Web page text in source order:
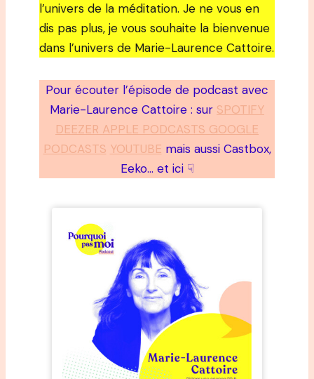
l’univers de la méditation. Je ne vous en
dis pas plus, je vous souhaite la bienvenue
dans l’univers de Marie-Laurence Cattoire.
Pour écouter l’épisode de podcast avec
Marie-Laurence Cattoire : sur SPOTIFY
DEEZER APPLE PODCASTS GOOGLE
PODCASTS YOUTUBE mais aussi Castbox,
Eeko… et ici ☟